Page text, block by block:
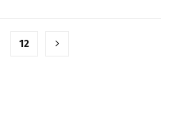
12